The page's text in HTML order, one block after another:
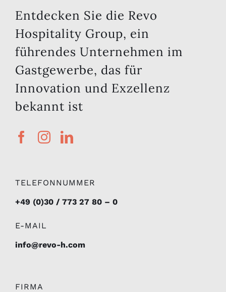
Entdecken Sie die Revo
Hospitality Group, ein
führendes Unternehmen im
Gastgewerbe, das für
Innovation und Exzellenz
bekannt ist
TELEFONNUMMER
+49 (0)30 / 773 27 80 – 0
E-MAIL
info@revo-h.com
FIRMA